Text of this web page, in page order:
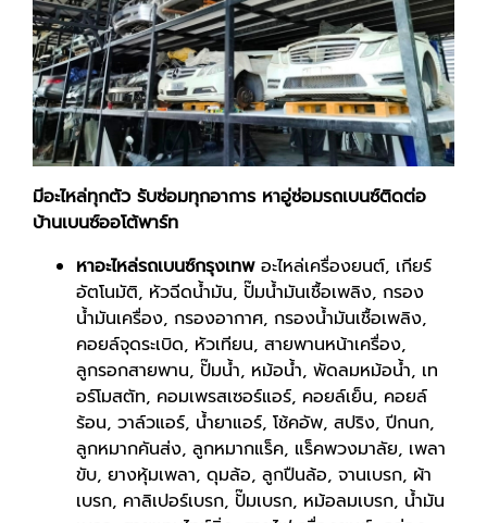
มีอะไหล่ทุกตัว รับซ่อมทุกอาการ หาอู่ซ่อมรถเบนซ์ติดต่อ
บ้านเบนซ์ออโต้พาร์ท
หาอะไหล่รถเบนซ์กรุงเทพ อะไหล่เครื่องยนต์, เกียร์
อัตโนมัติ, หัวฉีดน้ำมัน, ปั๊มน้ำมันเชื้อเพลิง, กรอง
น้ำมันเครื่อง, กรองอากาศ, กรองน้ำมันเชื้อเพลิง,
คอยล์จุดระเบิด, หัวเทียน, สายพานหน้าเครื่อง,
ลูกรอกสายพาน, ปั๊มน้ำ, หม้อน้ำ, พัดลมหม้อน้ำ, เท
อร์โมสตัท, คอมเพรสเซอร์แอร์, คอยล์เย็น, คอยล์
ร้อน, วาล์วแอร์, น้ำยาแอร์, โช้คอัพ, สปริง, ปีกนก,
ลูกหมากคันส่ง, ลูกหมากแร็ค, แร็คพวงมาลัย, เพลา
ขับ, ยางหุ้มเพลา, ดุมล้อ, ลูกปืนล้อ, จานเบรก, ผ้า
เบรก, คาลิเปอร์เบรก, ปั๊มเบรก, หม้อลมเบรก, น้ำมัน